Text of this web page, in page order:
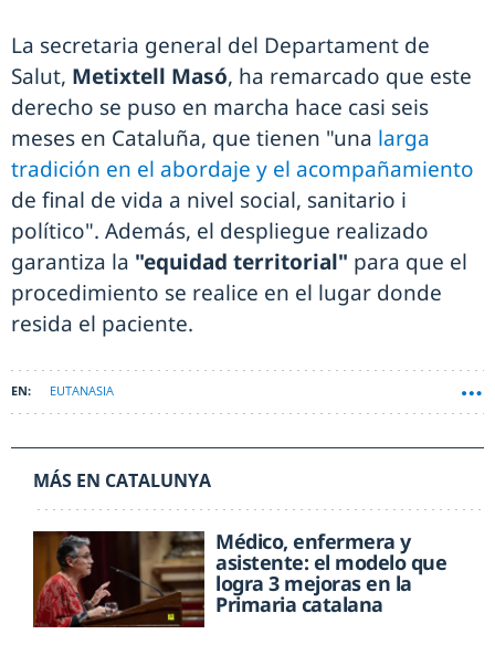
La secretaria general del Departament de
Salut, Metixtell Masó, ha remarcado que este
derecho se puso en marcha hace casi seis
meses en Cataluña, que tienen "una larga
tradición en el abordaje y el acompañamiento
de final de vida a nivel social, sanitario i
político". Además, el despliegue realizado
garantiza la "equidad territorial" para que el
procedimiento se realice en el lugar donde
resida el paciente.
EUTANASIA
MÁS EN CATALUNYA
Médico, enfermera y
asistente: el modelo que
logra 3 mejoras en la
Primaria catalana